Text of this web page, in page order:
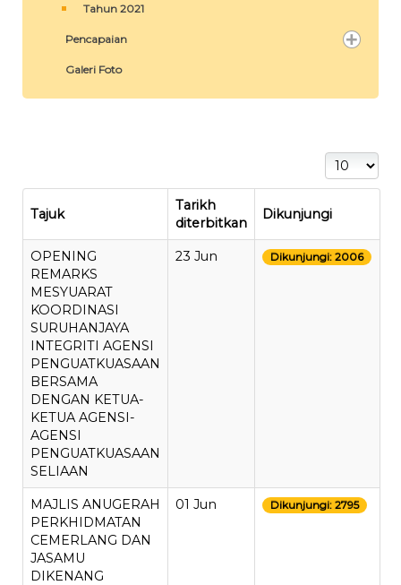
Tahun 2021
Pencapaian
Galeri Foto
Papar #
Tajuk
Tarikh
diterbitkan
Dikunjungi
OPENING
REMARKS
MESYUARAT
KOORDINASI
SURUHANJAYA
INTEGRITI AGENSI
PENGUATKUASAAN
BERSAMA
DENGAN KETUA-
KETUA AGENSI-
AGENSI
PENGUATKUASAAN
SELIAAN
23 Jun Dikunjungi: 2006
MAJLIS ANUGERAH
PERKHIDMATAN
CEMERLANG DAN
JASAMU
DIKENANG
01 Jun Dikunjungi: 2795